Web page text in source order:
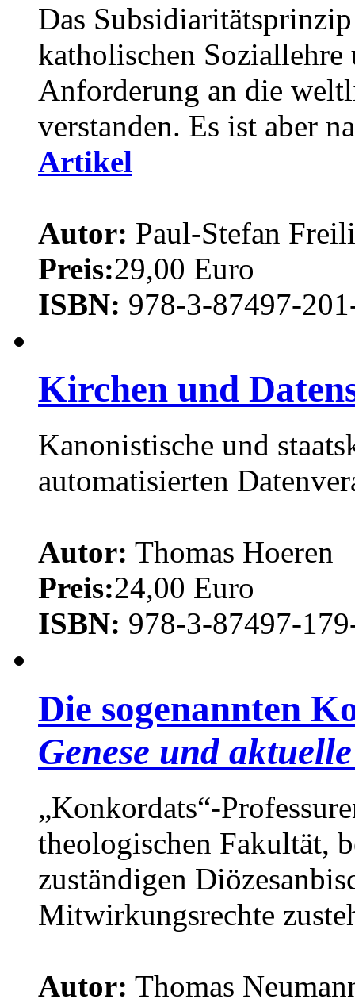
Das
katholischen
Anforderung an die
verstanden. Es ist aber
Artikel
Autor: Paul-Stefan
Preis:29,00 Euro
ISBN: 978-3-87497-
Kirchen und
Kanonistische und
automatisierten
Autor: Thomas Hoeren
Preis:24,00 Euro
ISBN: 978-3-87497-
Die sogenannten
Genese und
„Konkordats“-
theologischen Fakultät,
zuständigen
Mitwirkungsrechte
Autor: Thomas